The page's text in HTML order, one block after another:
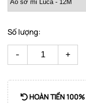
Số lượng:
- +
HOÀN TIỀN 100%